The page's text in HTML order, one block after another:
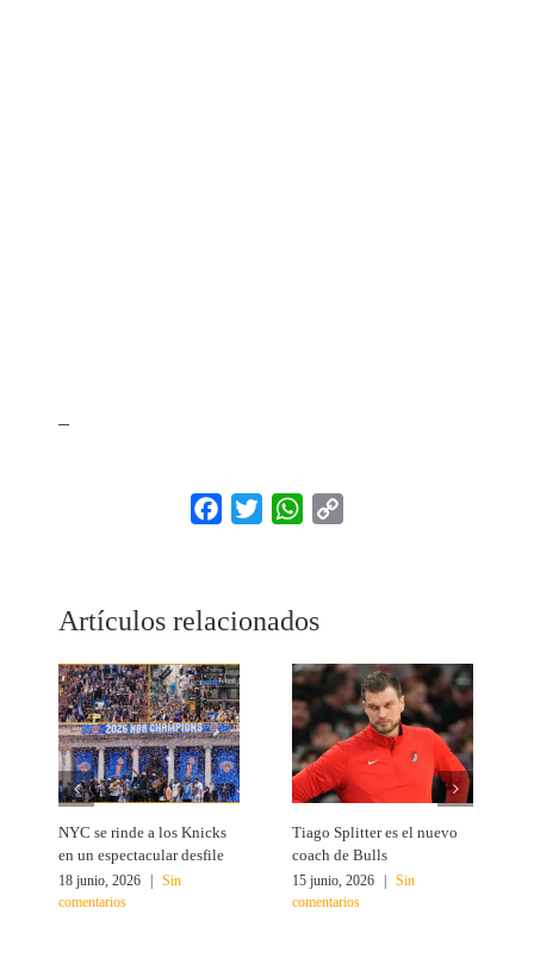
Facebook
Twitter WhatsApp
Artículos relacionados
NYC se rinde a los Knicks
en un espectacular desfile
18 junio, 2026 |
Sin
comentarios
Tiago Splitter es el nuevo
coach de Bulls
15 junio, 2026 |
Sin
comentarios